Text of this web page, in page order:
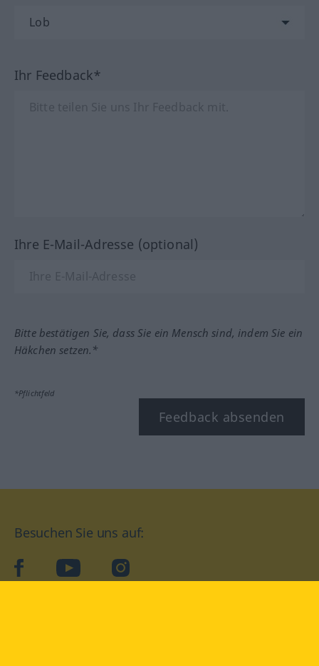
Ihr Feedback*
Ihre E-Mail-Adresse (optional)
Bitte bestätigen Sie, dass Sie ein Mensch sind, indem Sie ein
Häkchen setzen.*
*Pflichtfeld
Feedback absenden
Besuchen Sie uns auf:
facebookYouTube Instagram